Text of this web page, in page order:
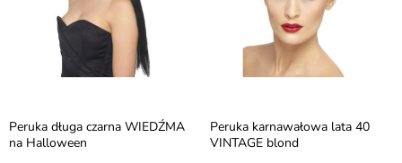
Peruka długa czarna WIEDŹMA
na Halloween
Peruka karnawałowa lata 40
VINTAGE blond